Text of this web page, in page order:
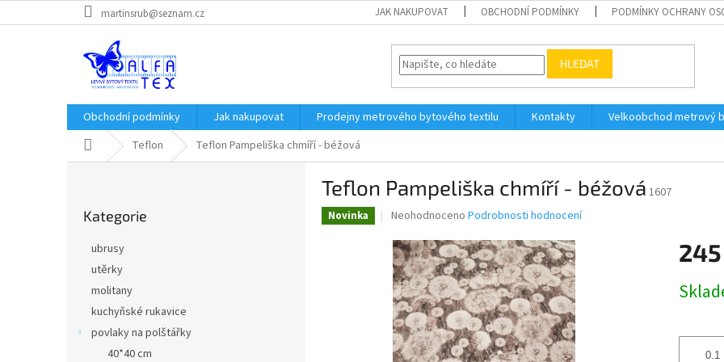
na
martinsrub@seznam.cz JAK NAKUPOVAT OBCHODNÍ PODMÍNKY PODMÍNKY OCHRANY
HLEDAT
Obchodní podmínky Jak nakupovat Prodejny metrového bytového textilu Kontakty Velkoobchod metrový
Domů Teflon Teflon Pampeliška chmíří - béžová
kategorie
Kategorie
ubrusy
utěrky
molitany
kuchyňské rukavice
povlaky na polštářky
40*40 cm
Teflon Pampeliška chmíří - béžová 1607
Novinka
Průměrné
produktu
je
0,0
z
5
hvězdiček.
Neohodnoceno Podrobnosti hodnocení
cena: